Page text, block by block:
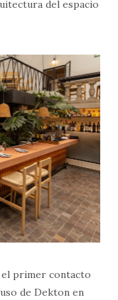
del espacio
primer contacto
de Dekton en